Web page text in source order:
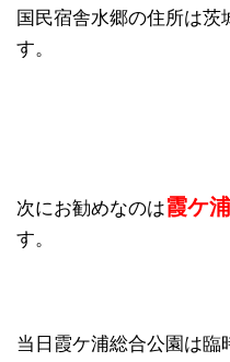
国民宿舎水郷の住所は
す。
次にお勧めなのは霞ケ
す。
当日霞ケ浦総合公園は臨